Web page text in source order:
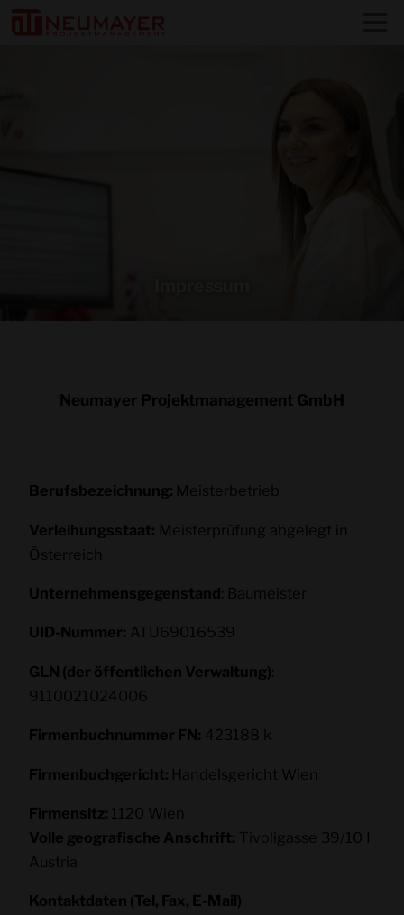
Neumayer Projektmanagement GmbH
Berufsbezeichnung: Meisterbetrieb
Verleihungsstaat: Meisterprüfung abgelegt in
Österreich
Unternehmensgegenstand : Baumeister
UID-Nummer: ATU69016539
GLN (der öffentlichen Verwaltung):
9110021024006
Firmenbuchnummer FN: 423188 k
Firmenbuchgericht: Handelsgericht Wien
Firmensitz: 1120 Wien
Volle geografische Anschrift: Tivoligasse 39/10 I
Austria
Kontaktdaten (Tel, Fax, E-Mail)